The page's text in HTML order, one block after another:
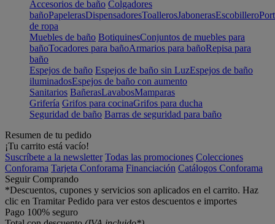
Accesorios de baño Colgadores
bañoPapelerasDispensadoresToallerosJabonerasEscobillero
de ropa
Muebles de baño BotiquinesConjuntos de muebles para
bañoTocadores para bañoArmarios para bañoRepisa para
baño
Espejos de baño Espejos de baño sin LuzEspejos de baño
iluminadosEspejos de baño con aumento
Sanitarios BañerasLavabosMamparas
Grifería Grifos para cocinaGrifos para ducha
Seguridad de baño Barras de seguridad para baño
Resumen de tu pedido
¡Tu carrito está vacío!
Suscríbete a la newsletter Todas las promociones Colecciones
Conforama Tarjeta Conforama Financiación Catálogos Conforama
Seguir Comprando
*Descuentos, cupones y servicios son aplicados en el carrito. Haz
clic en Tramitar Pedido para ver estos descuentos e importes
Pago 100% seguro